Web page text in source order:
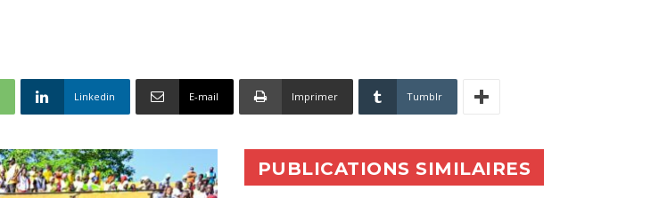
Linkedin E-mail Imprimer Tumblr
PUBLICATIONS SIMILAIRES